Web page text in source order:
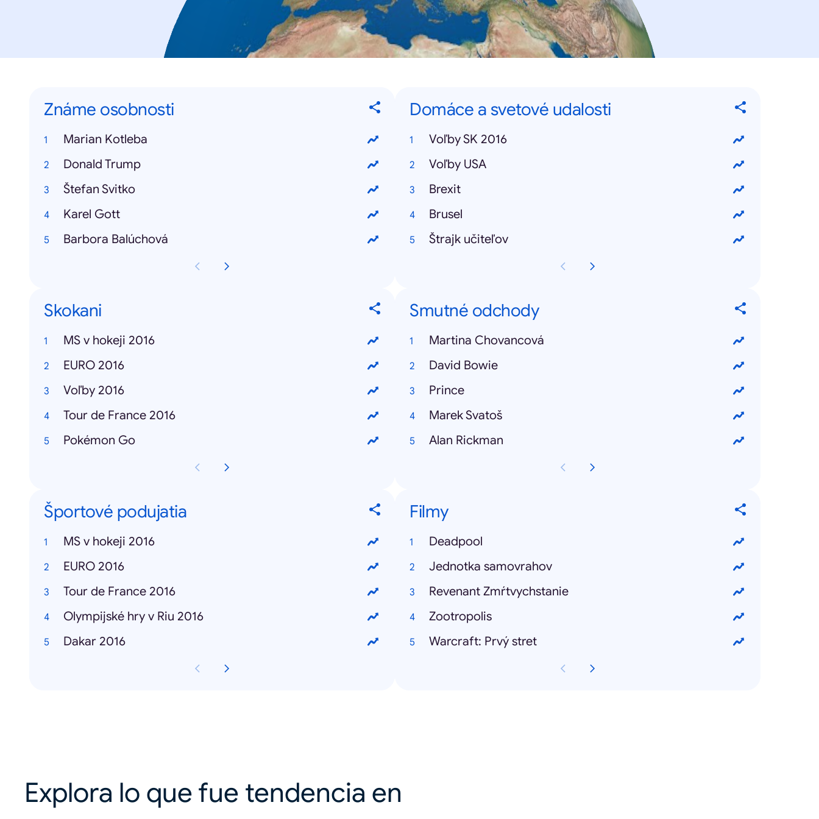
Známe osobnosti
Marian Kotleba
Donald Trump
Štefan Svitko
Karel Gott
Barbora Balúchová
Domáce a svetové udalosti
Voľby SK 2016
Voľby USA
Brexit
Brusel
Štrajk učiteľov
Skokani
MS v hokeji 2016
EURO 2016
Voľby 2016
Tour de France 2016
Pokémon Go
Smutné odchody
Martina Chovancová
David Bowie
Prince
Marek Svatoš
Alan Rickman
Športové podujatia
MS v hokeji 2016
EURO 2016
Tour de France 2016
Olympijské hry v Riu 2016
Dakar 2016
Filmy
Deadpool
Jednotka samovrahov
Revenant Zmŕtvychstanie
Zootropolis
Warcraft: Prvý stret
Explora lo que fue tendencia en